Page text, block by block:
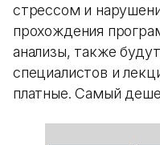
стрессом и
прохождения
анализы, также
специалистов и
платные. Самый